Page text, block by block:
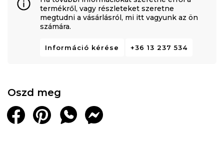
termékről, vagy részleteket szeretne
megtudni a vásárlásról, mi itt vagyunk az ön
számára.
Információ kérése +36 13 237 534
Oszd meg